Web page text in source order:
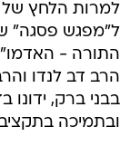
למרות הלחץ של
ל"מפגש פסגה"
התורה -
הרב דב לנדו
בבני ברק, ידונו
ובתמיכה